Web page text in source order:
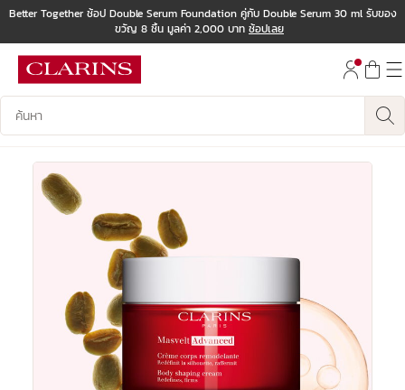
ไปที่ส่วนท้าย
Better Together ช้อป Double Serum Foundation คู่กับ Double Serum 30 ml รับของ
ขวัญ 8 ชิ้น มูลค่า 2,000 บาท ช้อปเลย
บันทึกข้อมูลค้นหา